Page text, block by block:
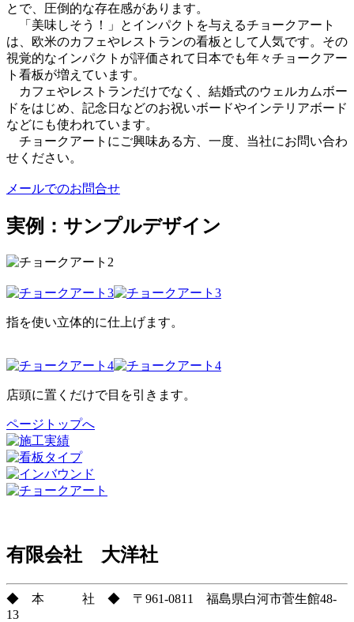
とで、圧倒的な存在感があります。
「美味しそう！」とインパクトを与えるチョークアート
は、欧米のカフェやレストランの看板として人気です。その
視覚的なインパクトが評価されて日本でも年々チョークアー
ト看板が増えています。
カフェやレストランだけでなく、結婚式のウェルカムボー
ドをはじめ、記念日などのお祝いボードやインテリアボード
などにも使われています。
チョークアートにご興味ある方、一度、当社にお問い合わ
せください。
メールでのお問合せ
実例：サンプルデザイン
指を使い立体的に仕上げます。
店頭に置くだけで目を引きます。
ページトップへ
有限会社 大洋社
◆ 本 社 ◆ 〒961-0811 福島県白河市菅生館48-
13